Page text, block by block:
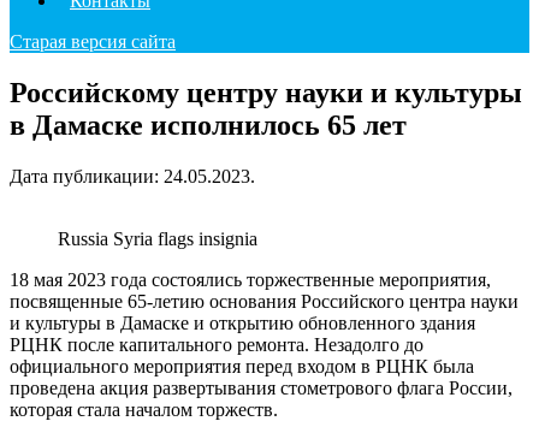
Старая версия сайта
Российскому центру науки и культуры
в Дамаске исполнилось 65 лет
Дата публикации: 24.05.2023.
Russia Syria flags insignia
18 мая 2023 года состоялись торжественные мероприятия,
посвященные 65-летию основания Российского центра науки
и культуры в Дамаске и открытию обновленного здания
РЦНК после капитального ремонта. Незадолго до
официального мероприятия перед входом в РЦНК была
проведена акция развертывания стометрового флага России,
которая стала началом торжеств.